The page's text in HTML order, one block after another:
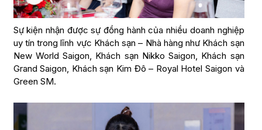
Sự kiện nhận được sự đồng hành của nhiều doanh nghiệp
uy tín trong lĩnh vực Khách sạn – Nhà hàng như Khách sạn
New World Saigon, Khách sạn Nikko Saigon, Khách sạn
Grand Saigon, Khách sạn Kim Đô – Royal Hotel Saigon và
Green SM.